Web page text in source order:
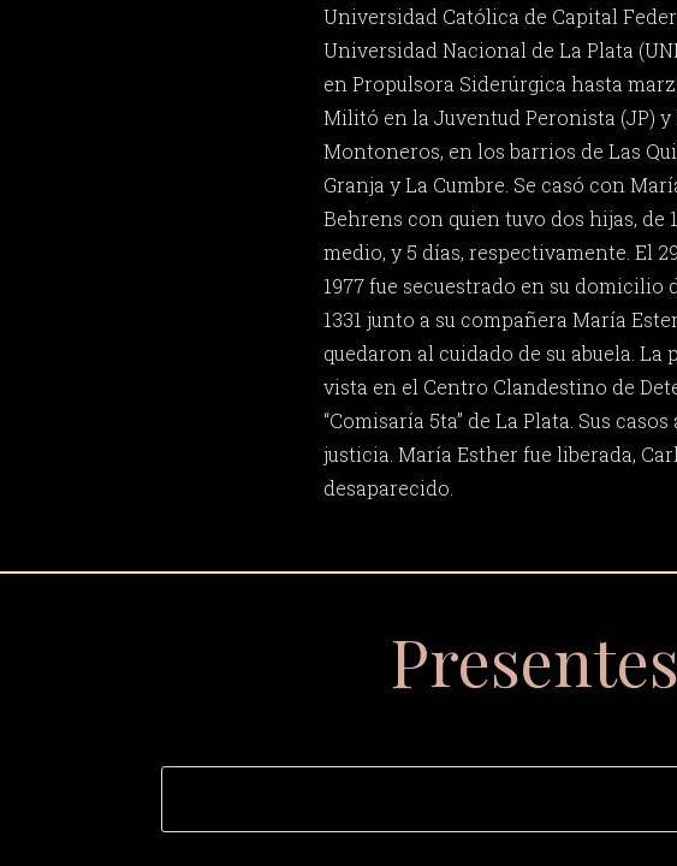
Universidad Católica de Capital
Universidad Nacional de La Plata
en Propulsora Siderúrgica hasta
Militó en la Juventud Peronista (JP) y
Montoneros, en los barrios de Las
Granja y La Cumbre. Se casó con
Behrens con quien tuvo dos hijas, de
medio, y 5 días, respectivamente. El
1977 fue secuestrado en su domicilio
1331 junto a su compañera María
quedaron al cuidado de su abuela. La
vista en el Centro Clandestino de
“Comisaría 5ta” de La Plata. Sus
justicia. María Esther fue liberada,
desaparecido.